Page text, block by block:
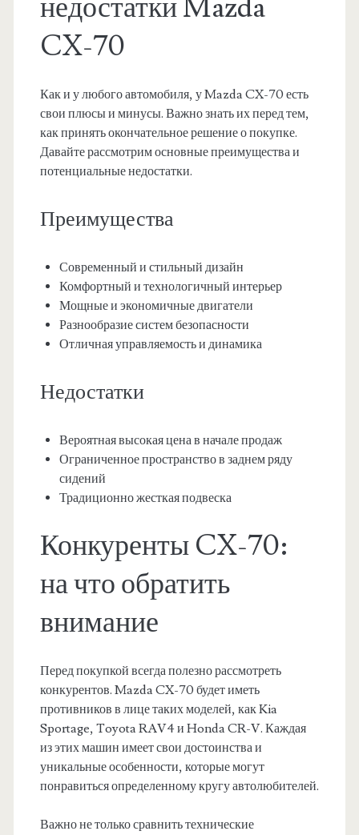
недостатки Mazda
CX-70
Как и у любого автомобиля, у Mazda CX-70 есть
свои плюсы и минусы. Важно знать их перед тем,
как принять окончательное решение о покупке.
Давайте рассмотрим основные преимущества и
потенциальные недостатки.
Преимущества
Современный и стильный дизайн
Комфортный и технологичный интерьер
Мощные и экономичные двигатели
Разнообразие систем безопасности
Отличная управляемость и динамика
Недостатки
Вероятная высокая цена в начале продаж
Ограниченное пространство в заднем ряду
сидений
Традиционно жесткая подвеска
Конкуренты CX-70:
на что обратить
внимание
Перед покупкой всегда полезно рассмотреть
конкурентов. Mazda CX-70 будет иметь
противников в лице таких моделей, как Kia
Sportage, Toyota RAV4 и Honda CR-V. Каждая
из этих машин имеет свои достоинства и
уникальные особенности, которые могут
понравиться определенному кругу автолюбителей.
Важно не только сравнить технические